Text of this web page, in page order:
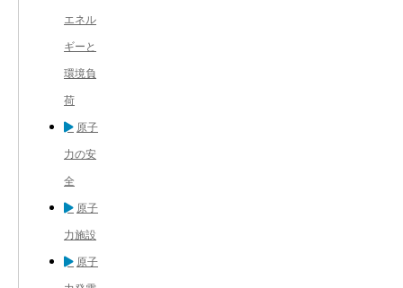
エネル
ギーと
環境負
荷
原子
力の安
全
原子
力施設
原子